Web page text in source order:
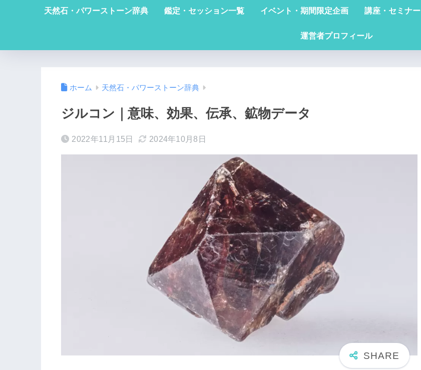
天然石・パワーストーン辞典 鑑定・セッション一覧 イベント・期間限定企画 講座・セミナー
運営者プロフィール
ホーム 天然石・パワーストーン辞典
ジルコン｜意味、効果、伝承、鉱物データ
2022年11月15日 2024年10月8日